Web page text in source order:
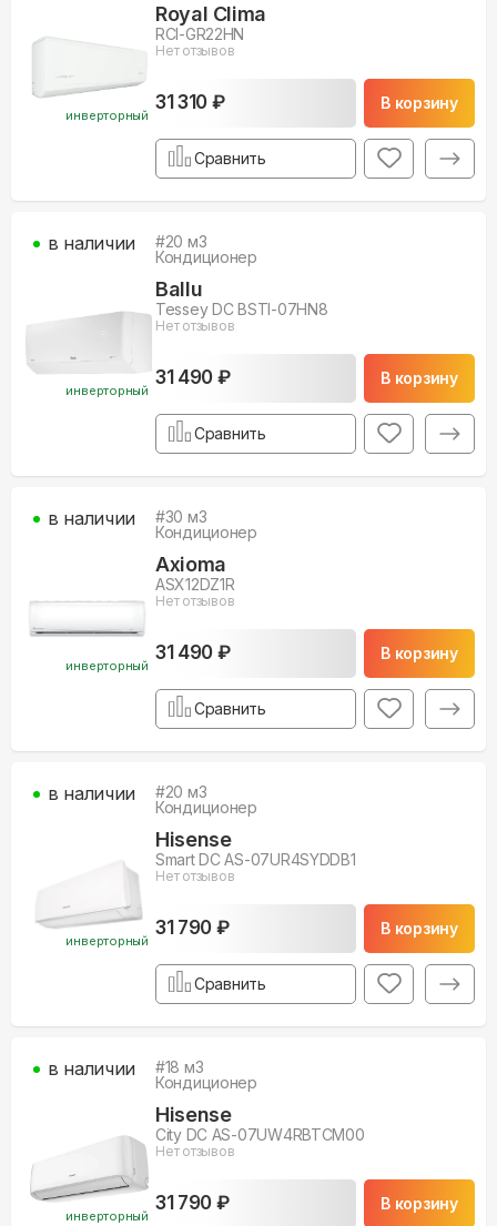
инверторный
Royal Clima
RCI-GR22HN
Нет отзывов
31 310 ₽ В корзину
Сравнить
инверторный
#20 м3
Кондиционер
Ballu
Tessey DC BSTI-07HN8
Нет отзывов
31 490 ₽ В корзину
в наличии
Сравнить
инверторный
#30 м3
Кондиционер
Axioma
ASX12DZ1R
Нет отзывов
31 490 ₽ В корзину
в наличии
Сравнить
инверторный
#20 м3
Кондиционер
Hisense
Smart DC AS-07UR4SYDDB1
Нет отзывов
31 790 ₽ В корзину
в наличии
Сравнить
инверторный
#18 м3
Кондиционер
Hisense
City DC AS-07UW4RBTCM00
Нет отзывов
31 790 ₽ В корзину
в наличии